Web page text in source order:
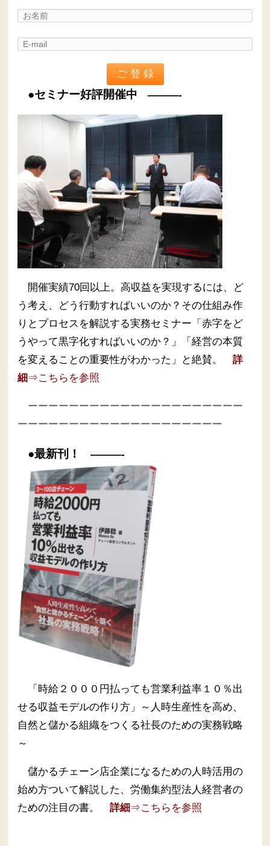
●セミナー好評開催中 ———-
開催実績70回以上。高収益を実現するには、ど
う考え、どう行動すればいいのか？その仕組み作
りとプロセスを解説する実務セミナー 「赤字をど
うやって黒字化すればいいのか？」「経営の本質
を変えることの重要性がわかった」と絶賛。
詳
細⇒こちらを参照
ーーーーーーーーーーーーーーーーーーーーー
ーーーーーーーーーーーーーーーーーーーー
●最新刊！ ———-
「時給２０００円払っても営業利益率１０％出
せる収益モデルの作り方」～人時生産性を高め、
自然と儲かる組織をつくる社長のための実務戦略
～
儲かるチェーン店企業になるための人時活用の
始め方ついて解説した、労働集約型法人経営者の
ための注目の書。
詳細⇒こちらを参照